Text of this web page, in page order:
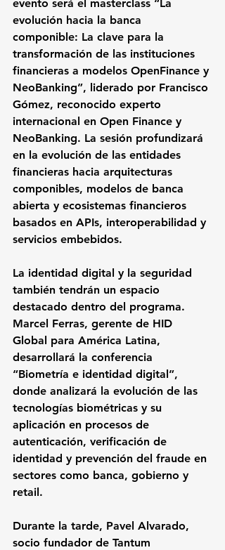
evento será el masterclass “La
evolución hacia la banca
componible: La clave para la
transformación de las instituciones
financieras a modelos OpenFinance y
NeoBanking”, liderado por Francisco
Gómez, reconocido experto
internacional en Open Finance y
NeoBanking. La sesión profundizará
en la evolución de las entidades
financieras hacia arquitecturas
componibles, modelos de banca
abierta y ecosistemas financieros
basados en APIs, interoperabilidad y
servicios embebidos.
La identidad digital y la seguridad
también tendrán un espacio
destacado dentro del programa.
Marcel Ferras, gerente de HID
Global para América Latina,
desarrollará la conferencia
“Biometría e identidad digital”,
donde analizará la evolución de las
tecnologías biométricas y su
aplicación en procesos de
autenticación, verificación de
identidad y prevención del fraude en
sectores como banca, gobierno y
retail.
Durante la tarde, Pavel Alvarado,
socio fundador de Tantum